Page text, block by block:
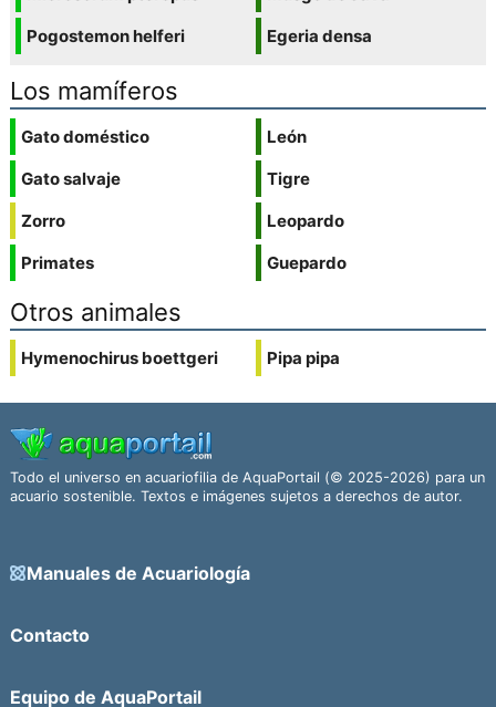
Pogostemon helferi
Egeria densa
Los mamíferos
Gato doméstico
Gato salvaje
Zorro
Primates
León
Tigre
Leopardo
Guepardo
Otros animales
Hymenochirus boettgeri Pipa pipa
Todo el universo en acuariofilia de AquaPortail (© 2025-2026) para un
acuario sostenible. Textos e imágenes sujetos a derechos de autor.
Manuales de Acuariología
Contacto
Equipo de AquaPortail